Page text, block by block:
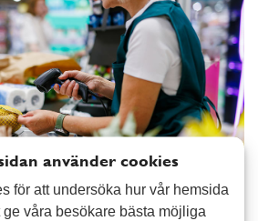
använder cookies
för att undersöka hur vår hemsida
våra besökare bästa möjliga